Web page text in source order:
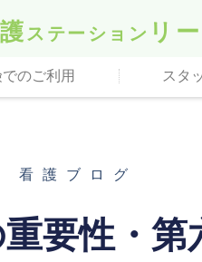
ステーション リ
のご利用 スタ
看護ブログ
要性・第